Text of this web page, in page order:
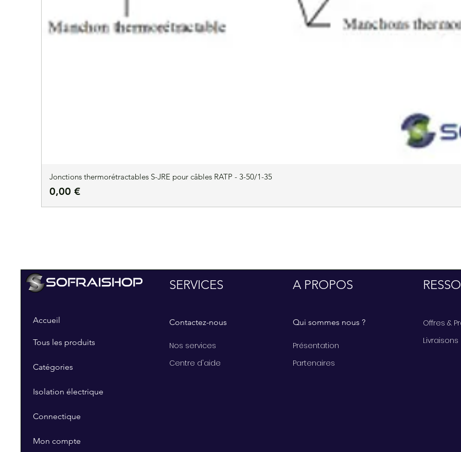
Jonctions thermorétractables S-JRE pour câbles RATP - 3-50/1-35
Prix
0,00 €
Accueil
Tous les produits
Catégories
Isolation électrique
Connectique
Mon compte
SERVICES
Contactez-nous
Nos services
Centre d'aide
A PROPOS
Qui sommes nous ?
Présentation
Partenaires
Offres &
Livraisons